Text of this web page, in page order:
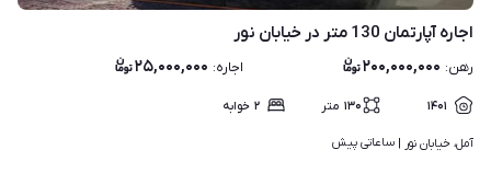
اجاره آپارتمان 130 متر در خیابان نور
رهن: ۲۰۰,۰۰۰,۰۰۰ اجاره: ۲۵,۰۰۰,۰۰۰
۱۴۰۱ ۱۳۰ متر ۲ خوابه
آمل، خیابان نور | ساعاتی پیش